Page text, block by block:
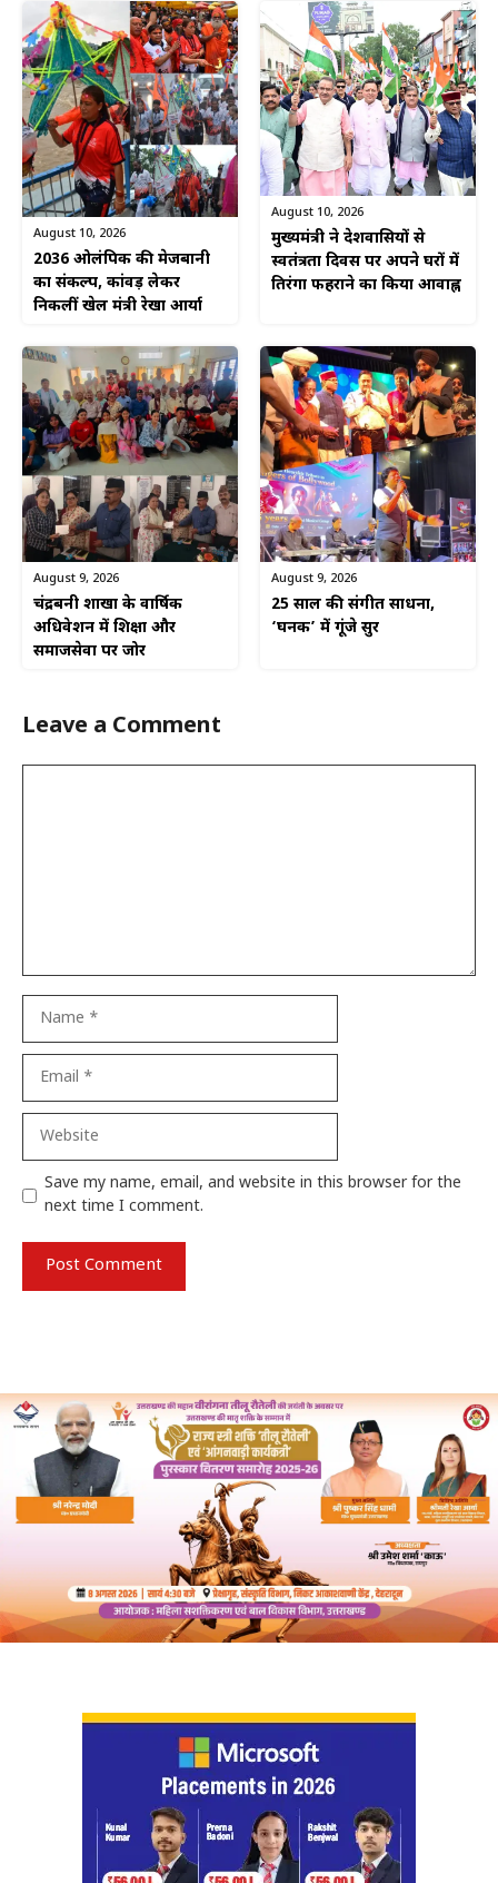
August 10, 2026
2036 ओलंपिक की मेजबानी
का संकल्प, कांवड़ लेकर
निकलीं खेल मंत्री रेखा आर्या
August 10, 2026
मुख्यमंत्री ने प्रदेशवासियों से
स्वतंत्रता दिवस पर अपने घरों में
तिरंगा फहराने का किया आवाह्न
August 9, 2026
चंद्रबनी शाखा के वार्षिक
अधिवेशन में शिक्षा और
समाजसेवा पर जोर
August 9, 2026
25 साल की संगीत साधना,
‘घनक’ में गूंजे सुर
Leave a Comment
Website
Save my name, email, and website in this browser for the
next time I comment.